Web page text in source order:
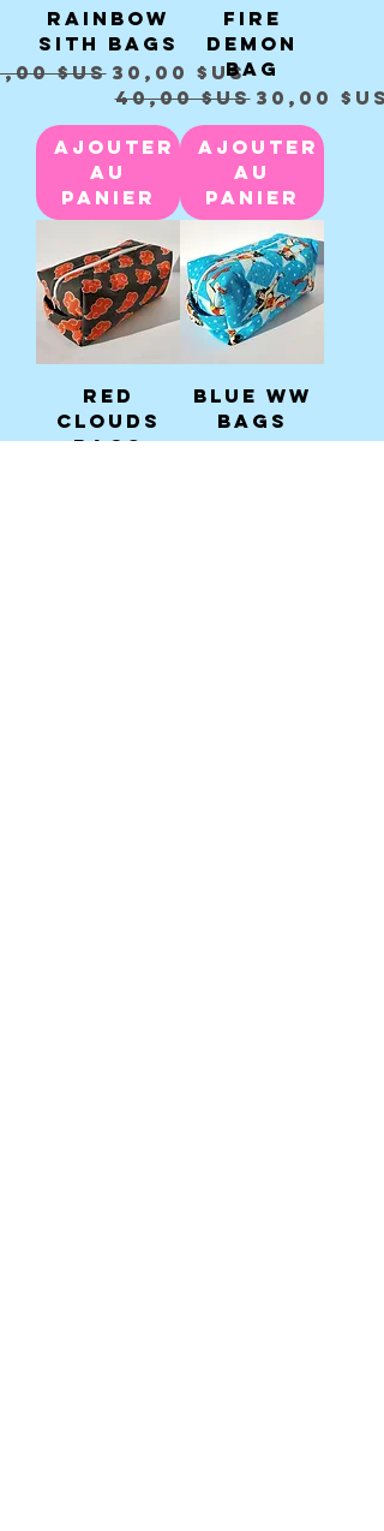
Rainbow
Sith Bags
original
$US Prix promotionnel
30,00 $US
Ajouter
au
panier
Fire
Demon
Bag
Prix original
40,00 $US Prix
30,00 $US
Ajouter
au
panier
Red
Clouds
Bags
Blue WW
Bags
Prix original
Prix